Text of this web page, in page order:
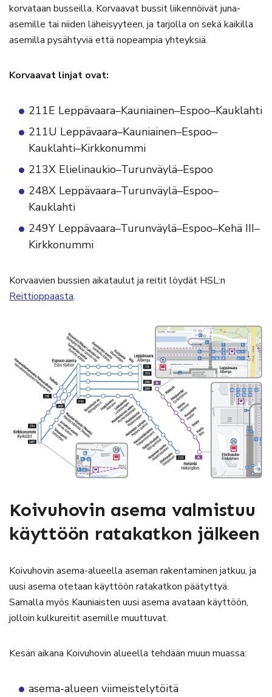
korvataan busseilla. Korvaavat bussit liikennöivät juna-
asemille tai niiden läheisyyteen, ja tarjolla on sekä kaikilla
asemilla pysähtyviä että nopeampia yhteyksiä.
Korvaavat linjat ovat:
211E Leppävaara–Kauniainen–Espoo–Kauklahti
211U Leppävaara–Kauniainen–Espoo–
Kauklahti–Kirkkonummi
213X Elielinaukio–Turunväylä–Espoo
248X Leppävaara–Turunväylä–Espoo–
Kauklahti
249Y Leppävaara–Turunväylä–Espoo–Kehä III–
Kirkkonummi
Korvaavien bussien aikataulut ja reitit löydät HSL:n
Reittioppaasta.
Koivuhovin asema valmistuu
käyttöön ratakatkon jälkeen
Koivuhovin asema-alueella aseman rakentaminen jatkuu, ja
uusi asema otetaan käyttöön ratakatkon päätyttyä.
Samalla myös Kauniaisten uusi asema avataan käyttöön,
jolloin kulkureitit asemille muuttuvat.
Kesän aikana Koivuhovin alueella tehdään muun muassa:
asema-alueen viimeistelytöitä